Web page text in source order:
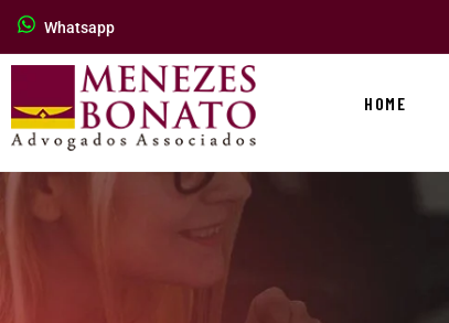
Whatsapp
HOME